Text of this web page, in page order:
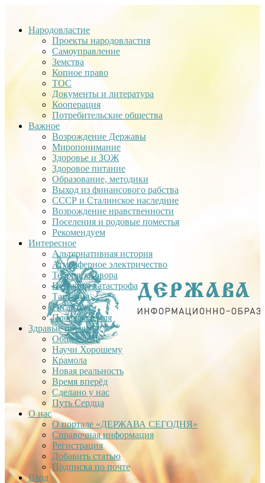
Народовластие
Проекты народовластия
Самоуправление
Земства
Копное право
ТОС
Документы и литература
Кооперация
Потребительские общества
Важное
Возрождение Державы
Миропонимание
Здоровье и ЗОЖ
Здоровое питание
Образование, методики
Выход из финансового рабства
СССР и Сталинское наследние
Возрождение нравственности
Поселения и родовые поместья
Рекомендуем
Интересное
Альтернативная история
Атмосферное электричество
Теория заговора
Недавняя катастрофа
Тартария
Гиганты
Плоская Земля
Здравые проекты
Общее дело
Научи Хорошему
Крамола
Новая реальность
Время вперёд
Сделано у нас
Путь Сердца
О нас
О портале «ДЕРЖАВА СЕГОДНЯ»
Справочная информация
Регистрация
Добавить статью
Подписка по почте
Вход